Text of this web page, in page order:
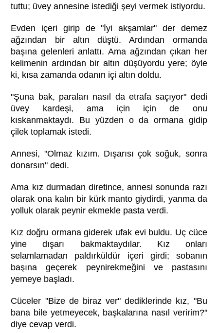
tuttu; üvey annesine istediği şeyi vermek istiyordu.
Evden içeri girip de "İyi akşamlar" der demez
ağzından bir altın düştü. Ardından ormanda
başına gelenleri anlattı. Ama ağzından çıkan her
kelimenin ardından bir altın düşüyordu yere; öyle
ki, kısa zamanda odanın içi altın doldu.
"Şuna bak, paraları nasıl da etrafa saçıyor" dedi
üvey kardeşi, ama için için de onu
kıskanmaktaydı. Bu yüzden o da ormana gidip
çilek toplamak istedi.
Annesi, "Olmaz kızım. Dışarısı çok soğuk, sonra
donarsın" dedi.
Ama kız durmadan diretince, annesi sonunda razı
olarak ona kalın bir kürk manto giydirdi, yanma da
yolluk olarak peynir ekmekle pasta verdi.
Kız doğru ormana giderek ufak evi buldu. Uç cüce
yine dışarı bakmaktaydılar. Kız onları
selamlamadan paldırküldür içeri girdi; sobanın
başına geçerek peynirekmeğini ve pastasını
yemeye başladı.
Cüceler "Bize de biraz ver" dediklerinde kız, "Bu
bana bile yetmeyecek, başkalarına nasıl veririm?"
diye cevap verdi.